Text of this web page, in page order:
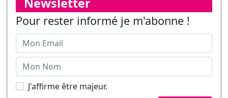
J'affirme être majeur.
Suivez-nous sur les réseaux